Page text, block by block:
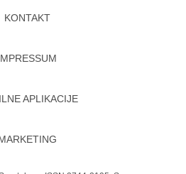
KONTAKT
APLIKACIJE